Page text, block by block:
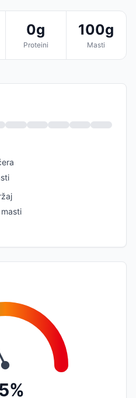
0g
Proteini
100g
Masti